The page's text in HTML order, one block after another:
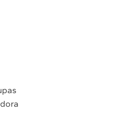
Localizar assistência técnica